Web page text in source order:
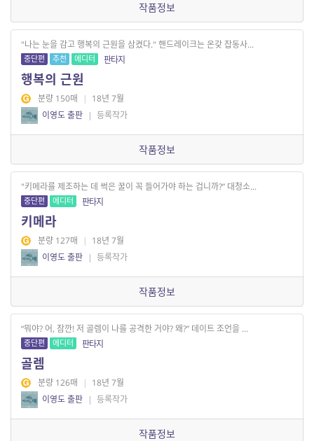
작품정보
"나는 눈을 감고 행복의 근원을 삼켰다." 핸드레이크는 온갖 잡동사...
중단편 추천 에디터 판타지
행복의 근원
분량 150매 | 18년 7월
이영도 출판 | 등록작가
작품정보
"키메라를 제조하는 데 썩은 꿀이 꼭 들어가야 하는 겁니까?” 대청소...
중단편 에디터 판타지
키메라
분량 127매 | 18년 7월
이영도 출판 | 등록작가
작품정보
“뭐야? 어, 잠깐! 저 골렘이 나를 공격한 거야? 왜?” 데이트 조언을 ...
중단편 에디터 판타지
골렘
분량 126매 | 18년 7월
이영도 출판 | 등록작가
작품정보